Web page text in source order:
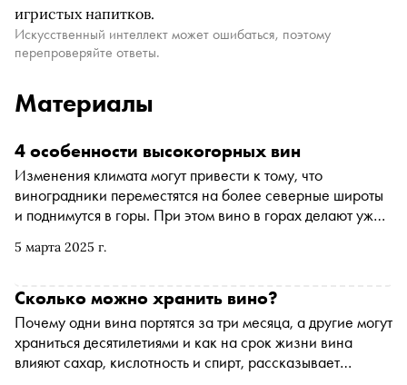
игристых напитков.
Искусственный интеллект может ошибаться, поэтому
перепроверяйте ответы.
Материалы
5 марта 2025 г.
4 особенности высокогорных вин
Изменения климата могут привести к тому, что
виноградники переместятся на более северные широты
и поднимутся в горы. При этом вино в горах делают уже
которым на него стоит обратить внимание
Сколько можно хранить вино?
Почему одни вина портятся за три месяца, а другие могут
храниться десятилетиями и как на срок жизни вина
влияют сахар, кислотность и спирт, рассказывает